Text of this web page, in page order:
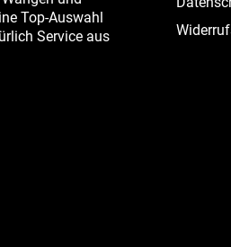
Top-Auswahl
Service aus